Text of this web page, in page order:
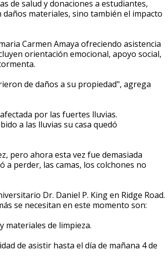
de salud y donaciones a estudiantes,
materiales, sino también el impacto
Carmen Amaya ofreciendo asistencia
orientación emocional, apoyo social,
de daños a su propiedad", agrega
por las fuertes lluvias.
a las lluvias su casa quedó
pero ahora esta vez fue demasiada
a perder, las camas, los colchones no
Dr. Daniel P. King en Ridge Road.
se necesitan en este momento son:
materiales de limpieza.
de asistir hasta el día de mañana 4 de